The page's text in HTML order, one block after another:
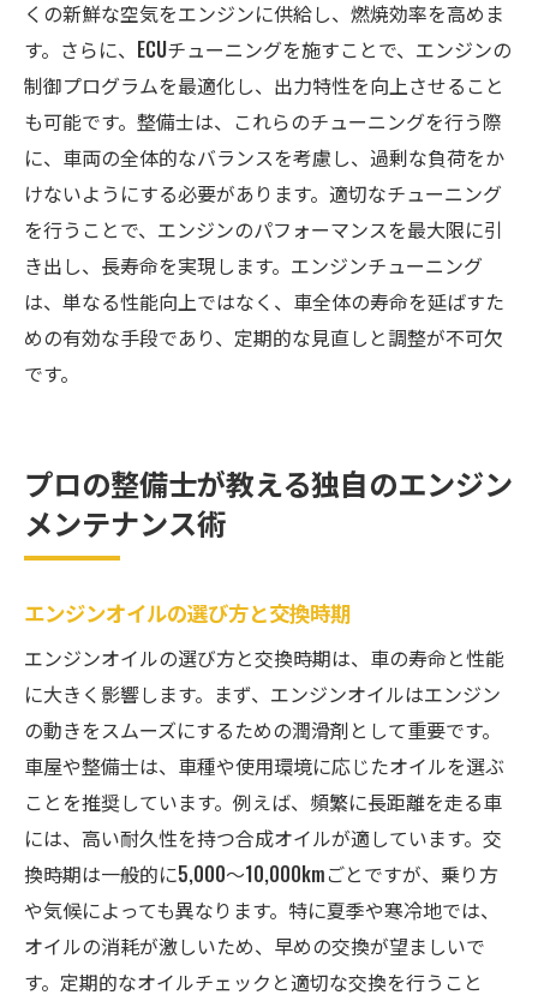
くの新鮮な空気をエンジンに供給し、燃焼効率を高めま
す。さらに、ECUチューニングを施すことで、エンジンの
制御プログラムを最適化し、出力特性を向上させること
も可能です。整備士は、これらのチューニングを行う際
に、車両の全体的なバランスを考慮し、過剰な負荷をか
けないようにする必要があります。適切なチューニング
を行うことで、エンジンのパフォーマンスを最大限に引
き出し、長寿命を実現します。エンジンチューニング
は、単なる性能向上ではなく、車全体の寿命を延ばすた
めの有効な手段であり、定期的な見直しと調整が不可欠
です。
プロの整備士が教える独自のエンジン
メンテナンス術
エンジンオイルの選び方と交換時期
エンジンオイルの選び方と交換時期は、車の寿命と性能
に大きく影響します。まず、エンジンオイルはエンジン
の動きをスムーズにするための潤滑剤として重要です。
車屋や整備士は、車種や使用環境に応じたオイルを選ぶ
ことを推奨しています。例えば、頻繁に長距離を走る車
には、高い耐久性を持つ合成オイルが適しています。交
換時期は一般的に5,000〜10,000kmごとですが、乗り方
や気候によっても異なります。特に夏季や寒冷地では、
オイルの消耗が激しいため、早めの交換が望ましいで
す。定期的なオイルチェックと適切な交換を行うこと